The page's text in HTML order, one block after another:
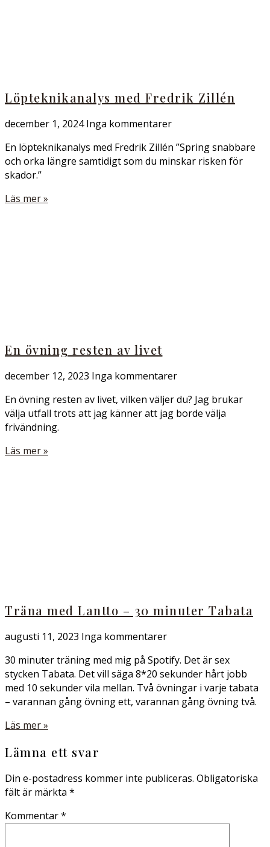
Löpteknikanalys med Fredrik Zillén
december 1, 2024Inga kommentarer
En löpteknikanalys med Fredrik Zillén ”Spring snabbare
och orka längre samtidigt som du minskar risken för
skador.”
Läs mer »
En övning resten av livet
december 12, 2023 Inga kommentarer
En övning resten av livet, vilken väljer du? Jag brukar
välja utfall trots att jag känner att jag borde välja
frivändning.
Läs mer »
Träna med Lantto – 30 minuter Tabata
augusti 11, 2023 Inga kommentarer
30 minuter träning med mig på Spotify. Det är sex
stycken Tabata. Det vill säga 8*20 sekunder hårt jobb
med 10 sekunder vila mellan. Två övningar i varje tabata
– varannan gång övning ett, varannan gång övning två.
Läs mer »
Lämna ett svar
Din e-postadress kommer inte publiceras. Obligatoriska
fält är märkta *
Kommentar*